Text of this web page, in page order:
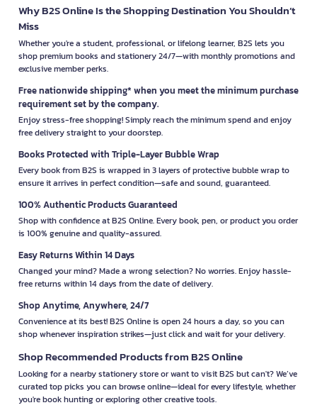
Why B2S Online Is the Shopping Destination You Shouldn’t
Miss
Whether you're a student, professional, or lifelong learner, B2S lets you
shop premium books and stationery 24/7—with monthly promotions and
exclusive member perks.
Free nationwide shipping* when you meet the minimum purchase
requirement set by the company.
Enjoy stress-free shopping! Simply reach the minimum spend and enjoy
free delivery straight to your doorstep.
Books Protected with Triple-Layer Bubble Wrap
Every book from B2S is wrapped in 3 layers of protective bubble wrap to
ensure it arrives in perfect condition—safe and sound, guaranteed.
100% Authentic Products Guaranteed
Shop with confidence at B2S Online. Every book, pen, or product you order
is 100% genuine and quality-assured.
Easy Returns Within 14 Days
Changed your mind? Made a wrong selection? No worries. Enjoy hassle-
free returns within 14 days from the date of delivery.
Shop Anytime, Anywhere, 24/7
Convenience at its best! B2S Online is open 24 hours a day, so you can
shop whenever inspiration strikes—just click and wait for your delivery.
Shop Recommended Products from B2S Online
Looking for a nearby stationery store or want to visit B2S but can't? We’ve
curated top picks you can browse online—ideal for every lifestyle, whether
you're book hunting or exploring other creative tools.